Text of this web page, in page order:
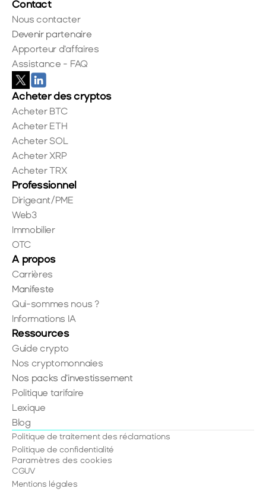
Contact
Nous contacter
Devenir partenaire
Apporteur d'affaires
Assistance - FAQ
Acheter des cryptos
Acheter BTC
Acheter ETH
Acheter SOL
Acheter XRP
Acheter TRX
Professionnel
Dirigeant/PME
Web3
Immobilier
OTC
A propos
Carrières
Manifeste
Qui-sommes nous ?
Informations IA
Ressources
Guide crypto
Nos cryptomonnaies
Nos packs d'investissement
Politique tarifaire
Lexique
Blog
Politique de traitement des réclamations
Politique de confidentialité
Paramètres des cookies
CGUV
Mentions légales